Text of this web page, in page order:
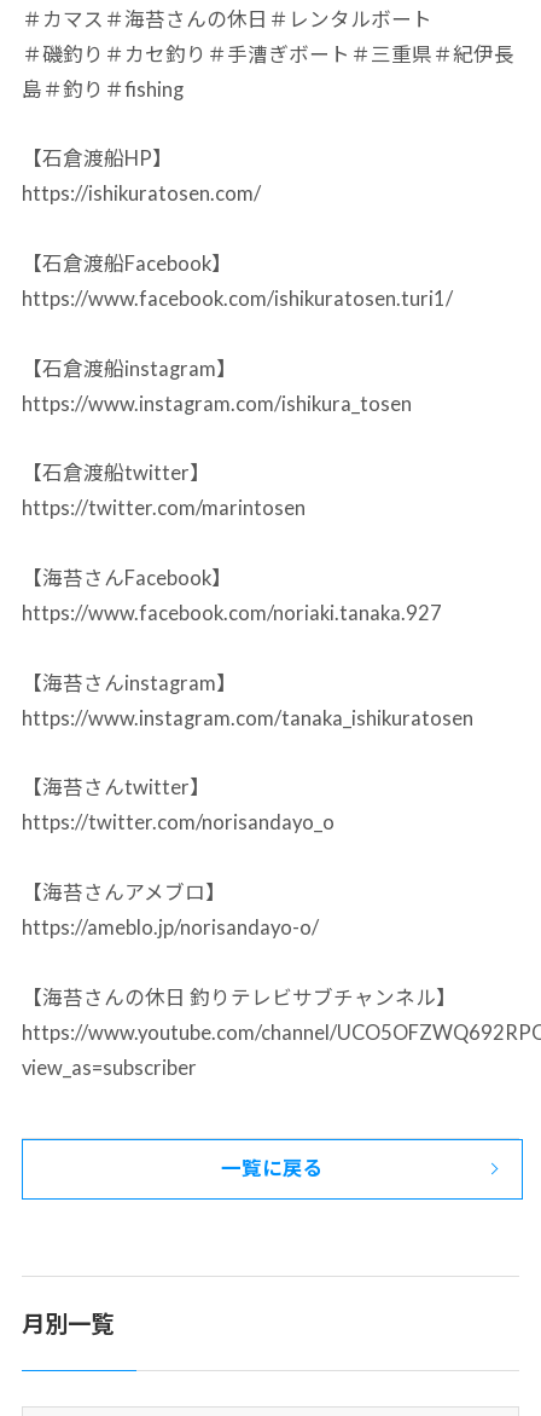
＃カマス＃海苔さんの休日＃レンタルボート
＃磯釣り＃カセ釣り＃手漕ぎボート＃三重県＃紀伊長
島＃釣り＃fishing
【石倉渡船HP】
https://ishikuratosen.com/
【石倉渡船Facebook】
https://www.facebook.com/ishikuratosen.turi1/
【石倉渡船instagram】
https://www.instagram.com/ishikura_tosen
【石倉渡船twitter】
https://twitter.com/marintosen
【海苔さんFacebook】
https://www.facebook.com/noriaki.tanaka.927
【海苔さんinstagram】
https://www.instagram.com/tanaka_ishikuratosen
【海苔さんtwitter】
https://twitter.com/norisandayo_o
【海苔さんアメブロ】
https://ameblo.jp/norisandayo-o/
【海苔さんの休日 釣りテレビサブチャンネル】
https://www.youtube.com/channel/
view_as=subscriber
一覧に戻る
月別一覧